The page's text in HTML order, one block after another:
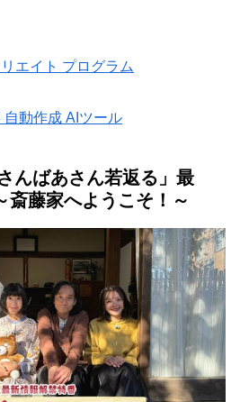
エイト プログラム
動作成 AIツール
んばあさん若返る」最
斎藤家へようこそ！～